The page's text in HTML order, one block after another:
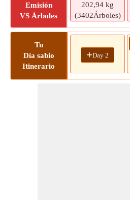
Emisión
VS Árboles
202,94 kg
(3402Árboles)
Tu
Día sabio
Itinerario
+Day 2